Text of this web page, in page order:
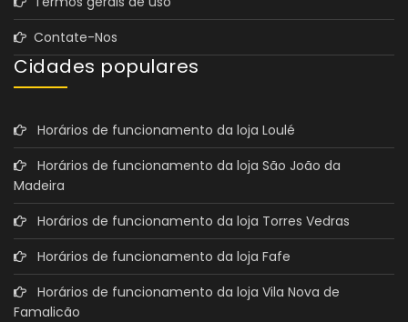
Contate-Nos
Cidades populares
Horários de funcionamento da loja Loulé
Horários de funcionamento da loja São João da
Madeira
Horários de funcionamento da loja Torres Vedras
Horários de funcionamento da loja Fafe
Horários de funcionamento da loja Vila Nova de
Famalicão